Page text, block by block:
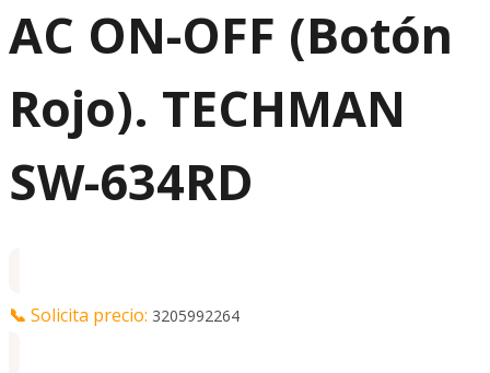
AC ON-OFF (Botón
Rojo). TECHMAN
SW-634RD
📞 Solicita precio: 3205992264